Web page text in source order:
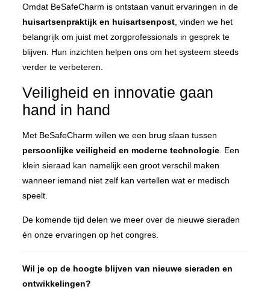
Omdat BeSafeCharm is ontstaan vanuit ervaringen in de
huisartsenpraktijk en huisartsenpost, vinden we het
belangrijk om juist met zorgprofessionals in gesprek te
blijven. Hun inzichten helpen ons om het systeem steeds
verder te verbeteren.
Veiligheid en innovatie gaan
hand in hand
Met BeSafeCharm willen we een brug slaan tussen
persoonlijke veiligheid en moderne technologie. Een
klein sieraad kan namelijk een groot verschil maken
wanneer iemand niet zelf kan vertellen wat er medisch
speelt.
De komende tijd delen we meer over de nieuwe sieraden
én onze ervaringen op het congres.
Wil je op de hoogte blijven van nieuwe sieraden en
ontwikkelingen?